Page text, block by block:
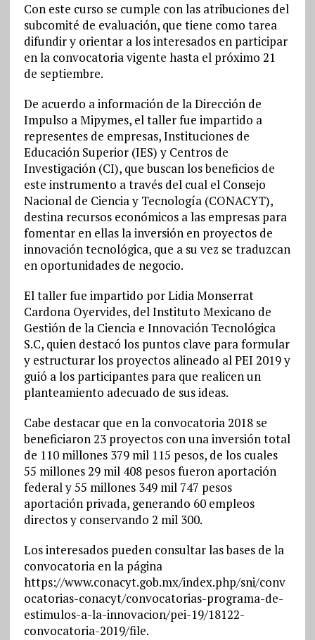
Con este curso se cumple con las atribuciones del
subcomité de evaluación, que tiene como tarea
difundir y orientar a los interesados en participar
en la convocatoria vigente hasta el próximo 21
de septiembre.
De acuerdo a información de la Dirección de
Impulso a Mipymes, el taller fue impartido a
representes de empresas, Instituciones de
Educación Superior (IES) y Centros de
Investigación (CI), que buscan los beneficios de
este instrumento a través del cual el Consejo
Nacional de Ciencia y Tecnología (CONACYT),
destina recursos económicos a las empresas para
fomentar en ellas la inversión en proyectos de
innovación tecnológica, que a su vez se traduzcan
en oportunidades de negocio.
El taller fue impartido por Lidia Monserrat
Cardona Oyervides, del Instituto Mexicano de
Gestión de la Ciencia e Innovación Tecnológica
S.C, quien destacó los puntos clave para formular
y estructurar los proyectos alineado al PEI 2019 y
guió a los participantes para que realicen un
planteamiento adecuado de sus ideas.
Cabe destacar que en la convocatoria 2018 se
beneficiaron 23 proyectos con una inversión total
de 110 millones 379 mil 115 pesos, de los cuales
55 millones 29 mil 408 pesos fueron aportación
federal y 55 millones 349 mil 747 pesos
aportación privada, generando 60 empleos
directos y conservando 2 mil 300.
Los interesados pueden consultar las bases de la
convocatoria en la página
https://www.conacyt.gob.mx/index.php/sni/conv
ocatorias-conacyt/convocatorias-programa-de-
estimulos-a-la-innovacion/pei-19/18122-
convocatoria-2019/file.